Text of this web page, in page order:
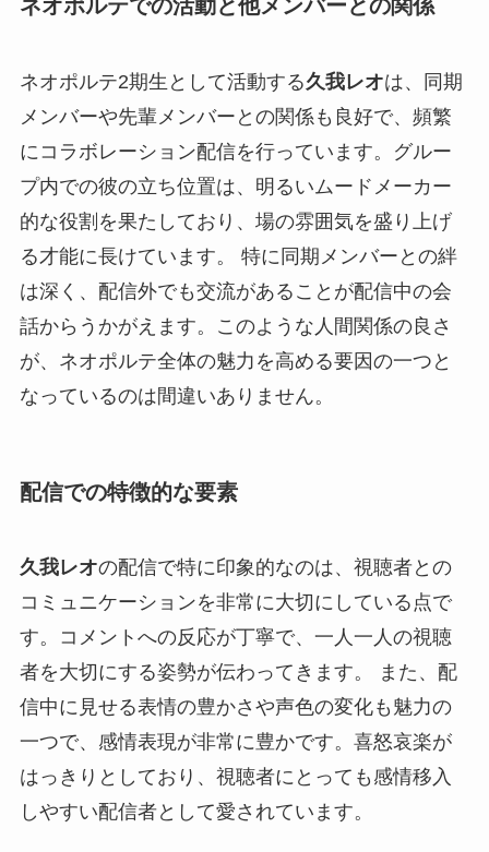
ネオポルテでの活動と他メンバーとの関係
ネオポルテ2期生として活動する久我レオは、同期
メンバーや先輩メンバーとの関係も良好で、頻繁
にコラボレーション配信を行っています。グルー
プ内での彼の立ち位置は、明るいムードメーカー
的な役割を果たしており、場の雰囲気を盛り上げ
る才能に長けています。 特に同期メンバーとの絆
は深く、配信外でも交流があることが配信中の会
話からうかがえます。このような人間関係の良さ
が、ネオポルテ全体の魅力を高める要因の一つと
なっているのは間違いありません。
配信での特徴的な要素
久我レオの配信で特に印象的なのは、視聴者との
コミュニケーションを非常に大切にしている点で
す。コメントへの反応が丁寧で、一人一人の視聴
者を大切にする姿勢が伝わってきます。 また、配
信中に見せる表情の豊かさや声色の変化も魅力の
一つで、感情表現が非常に豊かです。喜怒哀楽が
はっきりとしており、視聴者にとっても感情移入
しやすい配信者として愛されています。